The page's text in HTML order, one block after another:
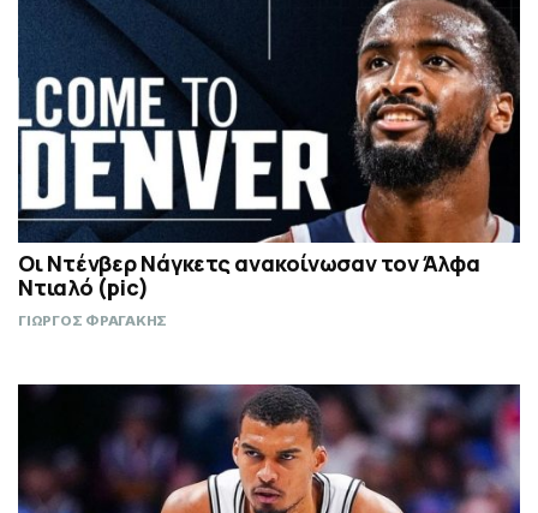
Οι Ντένβερ Νάγκετς ανακοίνωσαν τον Άλφα
Ντιαλό (pic)
ΓΙΩΡΓΟΣ ΦΡΑΓΑΚΗΣ